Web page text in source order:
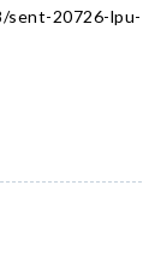
sent-20726-lpu-